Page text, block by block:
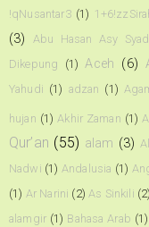
!qNusantar3 (1)
(3)
Abu Hasan Asy
Dikepung
(1) Aceh (6)
Yahudi (1) adzan (1)
hujan (1) Akhir Zaman (1)
Qur’an (55) alam (3)
Nadwi (1) Andalusia (1)
(1) Ar Narini (2) As Sinkili (2)
alamgir (1) Bahasa Arab (1)